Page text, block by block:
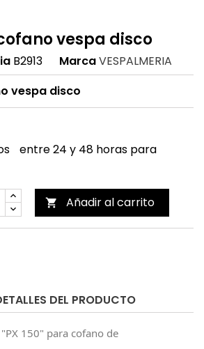
vespa disco
B2913 MarcaVESPALMERIA
vespa disco
entre 24 y 48 horas para
 Añadir al carrito
DEL PRODUCTO
150" para cofano de